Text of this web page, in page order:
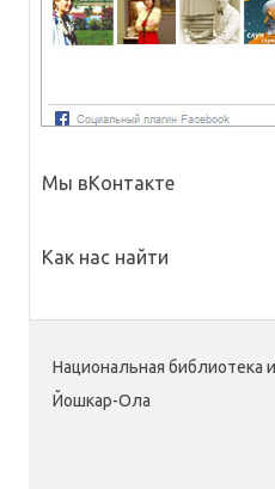
Мы вКонтакте
Как нас найти
Национальная библиотека
Йошкар-Ола